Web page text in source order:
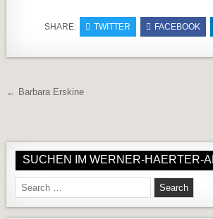
SHARE: TWITTER FACEBOOK
Beitragsnavigation
← Barbara Erskine
SUCHEN IM WERNER-HAERTER-
Search for: